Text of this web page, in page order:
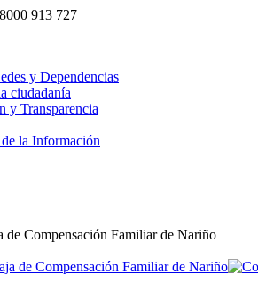
913 727
y Dependencias
ciudadanía
y Transparencia
la Información
Compensación Familiar de Nariño